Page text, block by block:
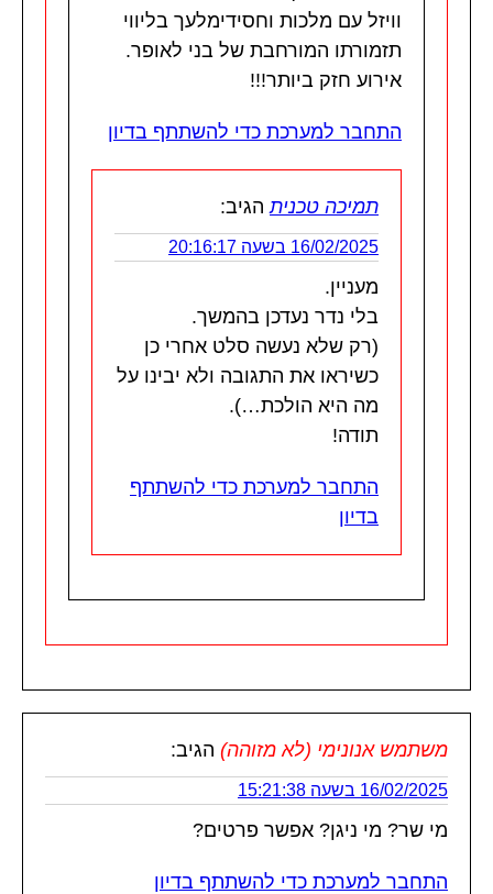
וויזל עם מלכות וחסידימלעך בליווי
תזמורתו המורחבת של בני לאופר.
אירוע חזק ביותר!!!
התחבר למערכת כדי להשתתף בדיון
תמיכה טכנית הגיב:
16/02/2025 בשעה 20:16:17
מעניין.
בלי נדר נעדכן בהמשך.
(רק שלא נעשה סלט אחרי כן
כשיראו את התגובה ולא יבינו על
מה היא הולכת…).
תודה!
התחבר למערכת כדי להשתתף
בדיון
משתמש אנונימי (לא מזוהה) הגיב:
16/02/2025 בשעה 15:21:38
מי שר? מי ניגן? אפשר פרטים?
התחבר למערכת כדי להשתתף בדיון